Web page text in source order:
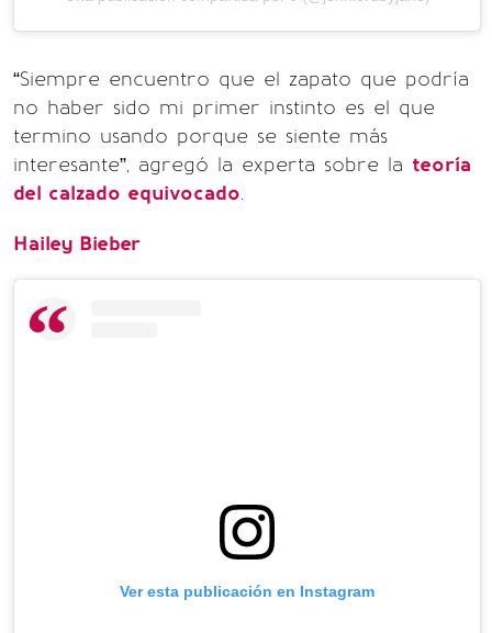
“Siempre encuentro que el zapato que podría
no haber sido mi primer instinto es el que
termino usando porque se siente más
interesante”, agregó la experta sobre la teoría
del calzado equivocado.
Hailey Bieber
Ver esta publicación en Instagram